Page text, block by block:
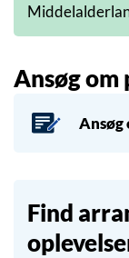
Ansøg om
Ansøg
Find